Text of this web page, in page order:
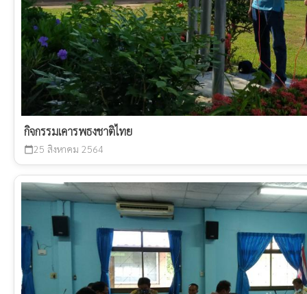
กิจกรรมเคารพธงชาติไทย
calendar_today25 สิงหาคม 2564